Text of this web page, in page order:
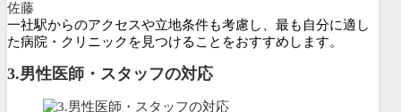
佐藤
一社駅からのアクセスや立地条件も考慮し、最も自分に適し
た病院・クリニックを見つけることをおすすめします。
3.男性医師・スタッフの対応